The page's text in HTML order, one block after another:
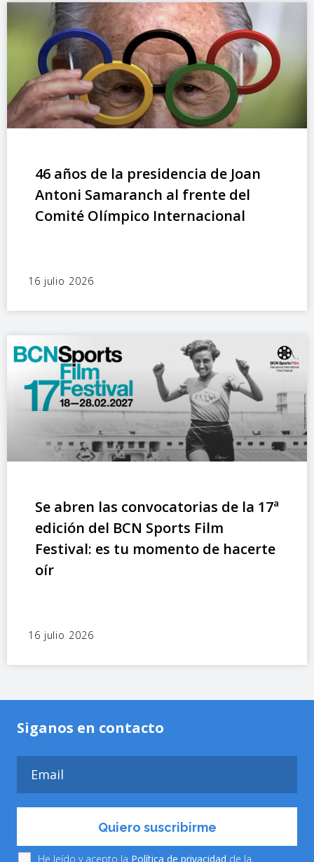
46 años de la presidencia de Joan
Antoni Samaranch al frente del
Comité Olímpico Internacional
16 julio 2026
Se abren las convocatorias de la 17ª
edición del BCN Sports Film
Festival: es tu momento de hacerte
oír
16 julio 2026
Siganos en contacto
He leído y acepto la Política de privacidad de la